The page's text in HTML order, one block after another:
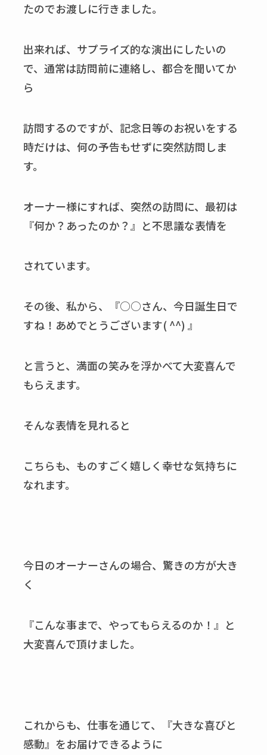
たのでお渡しに行きました。
出来れば、サプライズ的な演出にしたいの
で、通常は訪問前に連絡し、都合を聞いてか
ら
訪問するのですが、記念日等のお祝いをする
時だけは、何の予告もせずに突然訪問しま
す。
オーナー様にすれば、突然の訪問に、最初は
『何か？あったのか？』と不思議な表情を
されています。
その後、私から、『○○さん、今日誕生日で
すね！あめでとうございます( ^^) 』
と言うと、満面の笑みを浮かべて大変喜んで
もらえます。
そんな表情を見れると
こちらも、ものすごく嬉しく幸せな気持ちに
なれます。
今日のオーナーさんの場合、驚きの方が大き
く
『こんな事まで、やってもらえるのか！』と
大変喜んで頂けました。
これからも、仕事を通じて、『大きな喜びと
感動』をお届けできるように